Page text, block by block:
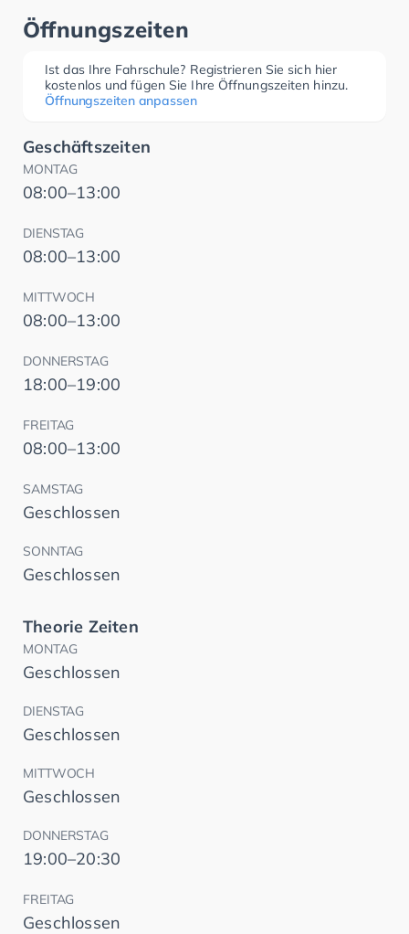
Öffnungszeiten
Ist das Ihre Fahrschule? Registrieren Sie sich hier
kostenlos und fügen Sie Ihre Öffnungszeiten hinzu.
Öffnungszeiten anpassen
Geschäftszeiten
MONTAG
08:00–13:00
DIENSTAG
08:00–13:00
MITTWOCH
08:00–13:00
DONNERSTAG
18:00–19:00
FREITAG
08:00–13:00
SAMSTAG
Geschlossen
SONNTAG
Geschlossen
Theorie Zeiten
MONTAG
Geschlossen
DIENSTAG
Geschlossen
MITTWOCH
Geschlossen
DONNERSTAG
19:00–20:30
FREITAG
Geschlossen